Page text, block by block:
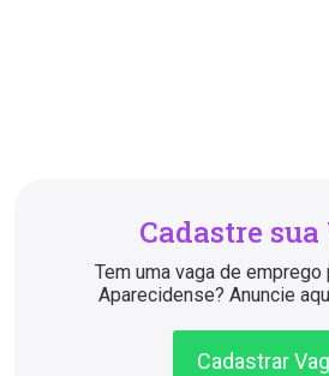
Cadastre sua
Tem uma vaga de emprego
Aparecidense? Anuncie
Cadastrar